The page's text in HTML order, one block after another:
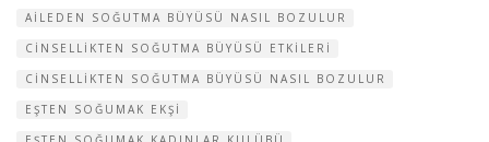
AILEDEN SOĞUTMA BÜYÜSÜ NASIL BOZULUR
CINSELLIKTEN SOĞUTMA BÜYÜSÜ ETKILERI
CINSELLIKTEN SOĞUTMA BÜYÜSÜ NASIL BOZULUR
EŞTEN SOĞUMAK EKŞI